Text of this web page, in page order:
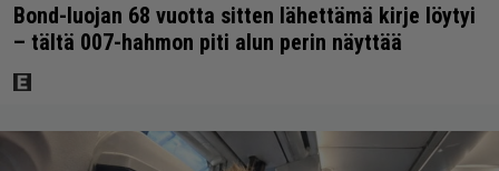
Bond-luojan 68 vuotta sitten lähettämä kirje löytyi
– tältä 007-hahmon piti alun perin näyttää